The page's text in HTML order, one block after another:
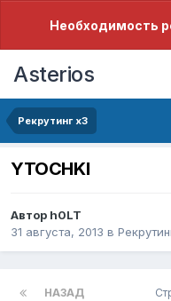
Необходимость
Asterios
Рекрутинг x3
YTOCHKI
Автор h0LT
31 августа, 2013 в
НАЗАД